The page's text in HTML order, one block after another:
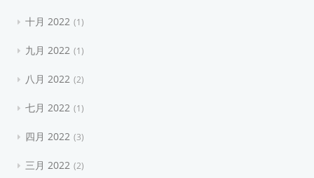
十月 2022 1
九月 2022 1
八月 2022 2
七月 2022 1
四月 2022 3
三月 2022 2